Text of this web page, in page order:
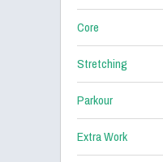
Core
Stretching
Parkour
Extra Work